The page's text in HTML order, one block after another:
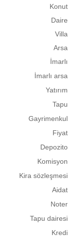
Konut
Daire
Villa
Arsa
İmarlı
İmarlı arsa
Yatırım
Tapu
Gayrimenkul
Fiyat
Depozito
Komisyon
Kira sözleşmesi
Aidat
Noter
Tapu dairesi
Kredi